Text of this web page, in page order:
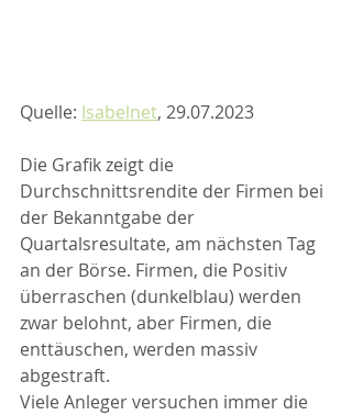
Quelle: Isabelnet, 29.07.2023
Die Grafik zeigt die
Durchschnittsrendite der Firmen bei
der Bekanntgabe der
Quartalsresultate, am nächsten Tag
an der Börse. Firmen, die Positiv
überraschen (dunkelblau) werden
zwar belohnt, aber Firmen, die
enttäuschen, werden massiv
abgestraft.
Viele Anleger versuchen immer die